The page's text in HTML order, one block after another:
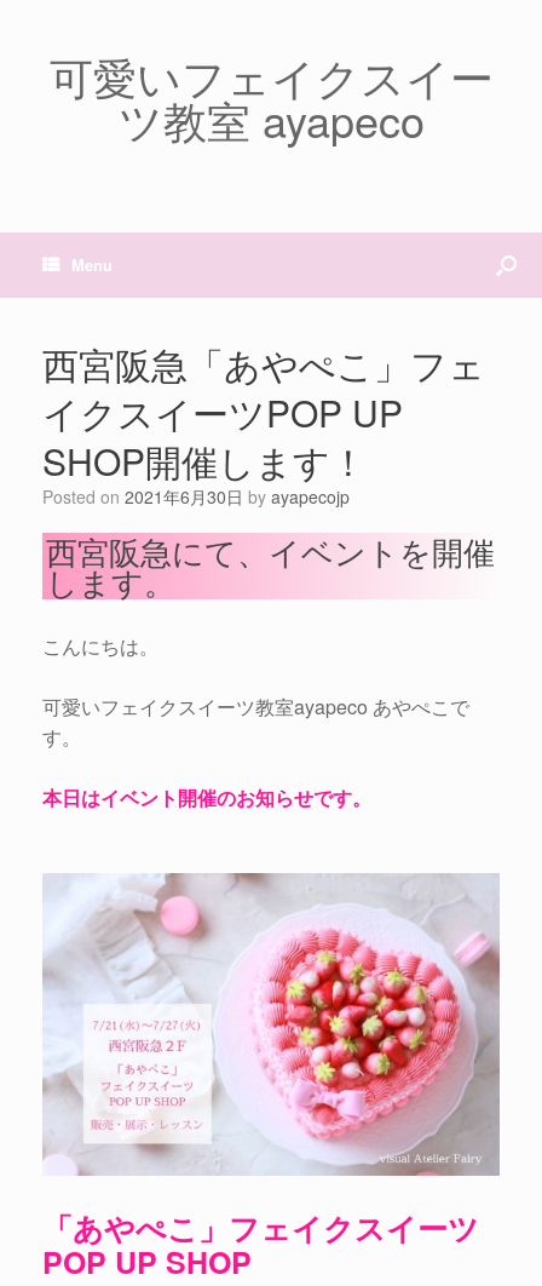
可愛いフェイクスイー
ツ教室 ayapeco
Menu
西宮阪急「あやぺこ」フェ
イクスイーツPOP UP
SHOP開催します！
Posted on 2021年6月30日 by ayapecojp
西宮阪急にて、イベントを開催
します。
こんにちは。
可愛いフェイクスイーツ教室ayapeco あやぺこで
す。
本日はイベント開催のお知らせです。
「あやぺこ」フェイクスイーツ
POP UP SHOP